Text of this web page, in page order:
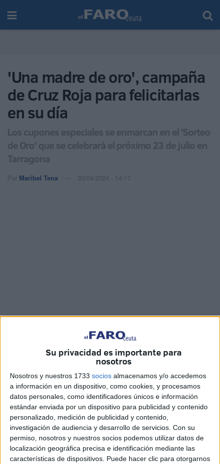
Su privacidad es importante para
nosotros
Nosotros y nuestros 1733 socios almacenamos y/o accedemos
a información en un dispositivo, como cookies, y procesamos
datos personales, como identificadores únicos e información
estándar enviada por un dispositivo para publicidad y contenido
personalizado, medición de publicidad y contenido,
investigación de audiencia y desarrollo de servicios. Con su
permiso, nosotros y nuestros socios podemos utilizar datos de
localización geográfica precisa e identificación mediante las
características de dispositivos. Puede hacer clic para otorgarnos
'Una madre de oro', campaña
de Cruz Roja para felicitarlas
en su día
Los cupones especiales se enmarcan en el 'Sorteo
de Oro' que se celebrará el próximo 23 de julio en
Tarragona
Por Maribel Tena 30/04/2024 - 14:17
Imágenes: Imad L. / María F.
Un año más,Cruz Roja Ceuta ha salido a la calle para dar
inicio a la campaña ‘Sorteo de Oro ’, quese celebrará el
próximo 23 de julio en Tarragona. Al igual que en años
anteriores han hecho coincidir su arranque con la
proximidad del Día de la Madre, por lo que losboletos
puestos a la venta van enmarcados en tarjetas para
felicitar por esta jornada.